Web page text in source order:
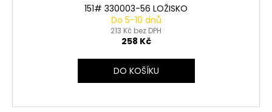
151# 330003-56 LOŽISKO
Do 5-10 dnů
213 Kč bez DPH
258 Kč
DO KOŠÍKU